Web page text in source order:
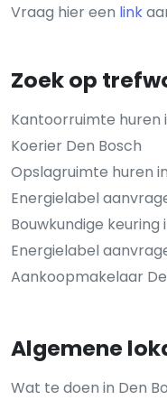
Vraag hier een link
Zoek op
Kantoorruimte huren
Koerier Den Bosch
Opslagruimte huren
Energielabel
Bouwkundige keuring
Energielabel
Aankoopmakelaar
Algemene
Wat te doen in Den